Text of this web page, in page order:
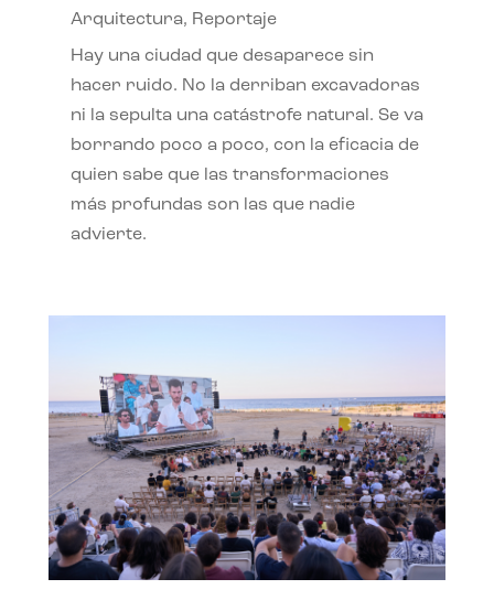
Arquitectura, Reportaje
Hay una ciudad que desaparece sin
hacer ruido. No la derriban excavadoras
ni la sepulta una catástrofe natural. Se va
borrando poco a poco, con la eficacia de
quien sabe que las transformaciones
más profundas son las que nadie
advierte.